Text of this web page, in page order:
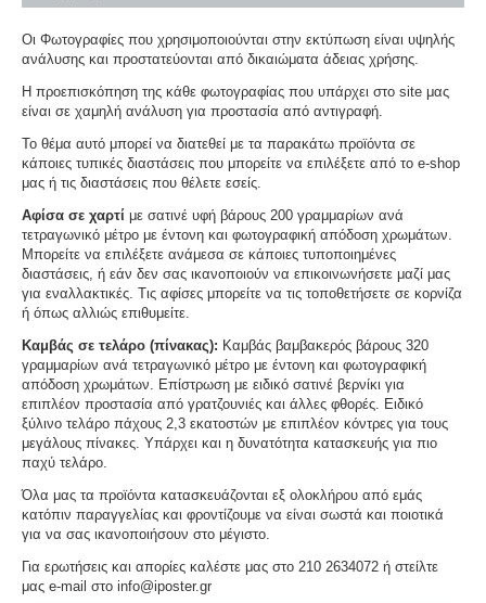
Οι Φωτογραφίες που χρησιμοποιούνται στην εκτύπωση είναι υψηλής
ανάλυσης και προστατεύονται από δικαιώματα άδειας χρήσης.
Η προεπισκόπηση της κάθε φωτογραφίας που υπάρχει στο site μας
είναι σε χαμηλή ανάλυση για προστασία από αντιγραφή.
Το θέμα αυτό μπορεί να διατεθεί με τα παρακάτω προϊόντα σε
κάποιες τυπικές διαστάσεις που μπορείτε να επιλέξετε από το e-shop
μας ή τις διαστάσεις που θέλετε εσείς.
Αφίσα σε χαρτί με σατινέ υφή βάρους 200 γραμμαρίων ανά
τετραγωνικό μέτρο με έντονη και φωτογραφική απόδοση χρωμάτων.
Μπορείτε να επιλέξετε ανάμεσα σε κάποιες τυποποιημένες
διαστάσεις, ή εάν δεν σας ικανοποιούν να επικοινωνήσετε μαζί μας
για εναλλακτικές. Τις αφίσες μπορείτε να τις τοποθετήσετε σε κορνίζα
ή όπως αλλιώς επιθυμείτε.
Καμβάς σε τελάρο (πίνακας): Καμβάς βαμβακερός βάρους 320
γραμμαρίων ανά τετραγωνικό μέτρο με έντονη και φωτογραφική
απόδοση χρωμάτων. Επίστρωση με ειδικό σατινέ βερνίκι για
επιπλέον προστασία από γρατζουνιές και άλλες φθορές. Ειδικό
ξύλινο τελάρο πάχους 2,3 εκατοστών με επιπλέον κόντρες για τους
μεγάλους πίνακες. Υπάρχει και η δυνατότητα κατασκευής για πιο
παχύ τελάρο.
Όλα μας τα προϊόντα κατασκευάζονται εξ ολοκλήρου από εμάς
κατόπιν παραγγελίας και φροντίζουμε να είναι σωστά και ποιοτικά
για να σας ικανοποιήσουν στο μέγιστο.
Για ερωτήσεις και απορίες καλέστε μας στο 210 2634072 ή στείλτε
μας e-mail στο info@iposter.gr